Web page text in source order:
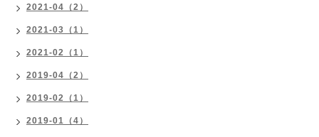
2021-04（2）
2021-03（1）
2021-02（1）
2019-04（2）
2019-02（1）
2019-01（4）